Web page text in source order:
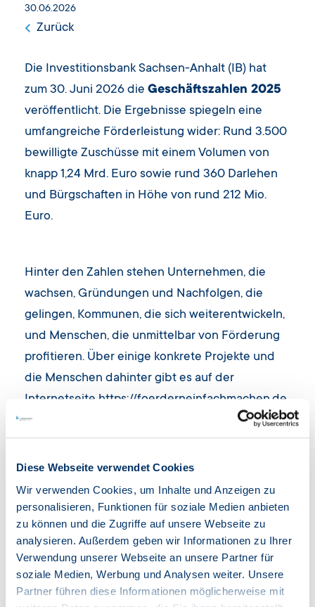
Diese Webseite verwendet Cookies
Wir verwenden Cookies, um Inhalte und Anzeigen zu
personalisieren, Funktionen für soziale Medien anbieten
zu können und die Zugriffe auf unsere Webseite zu
analysieren. Außerdem geben wir Informationen zu Ihrer
Verwendung unserer Webseite an unsere Partner für
soziale Medien, Werbung und Analysen weiter. Unsere
Partner führen diese Informationen möglicherweise mit
30.06.2026
Zurück
Die Investitionsbank Sachsen-Anhalt (IB) hat
zum 30. Juni 2026 die Geschäftszahlen 2025
veröffentlicht. Die Ergebnisse spiegeln eine
umfangreiche Förderleistung wider: Rund 3.500
bewilligte Zuschüsse mit einem Volumen von
knapp 1,24 Mrd. Euro sowie rund 360 Darlehen
und Bürgschaften in Höhe von rund 212 Mio.
Euro.
Hinter den Zahlen stehen Unternehmen, die
wachsen, Gründungen und Nachfolgen, die
gelingen, Kommunen, die sich weiterentwickeln,
und Menschen, die unmittelbar von Förderung
profitieren. Über einige konkrete Projekte und
die Menschen dahinter gibt es auf der
Internetseite https://foerderneinfachmachen.de
und über Instagram, Facebook und LinkedIn
mehr Informationen. Die Seite wird regelmäßig
erweitert.
Archiv
Wichtige Meldungen der Vergangenheit,
zurückliegende Ereignisse, Mitteilungen zu